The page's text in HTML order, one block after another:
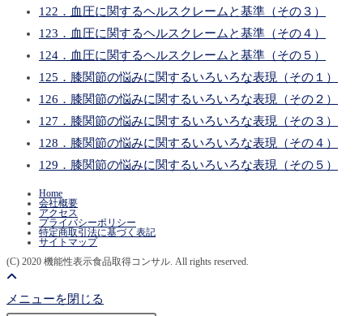
122．血圧に関するヘルスクレームと基準（その３）
123．血圧に関するヘルスクレームと基準（その４）
124．血圧に関するヘルスクレームと基準（その５）
125．膝関節の悩みに関するいろいろな表現（その１）
126．膝関節の悩みに関するいろいろな表現（その２）
127．膝関節の悩みに関するいろいろな表現（その３）
128．膝関節の悩みに関するいろいろな表現（その４）
129．膝関節の悩みに関するいろいろな表現（その５）
Home
会社概要
アクセス
プライバシーポリシー
特定商取引法に基づく表記
サイトマップ
(C) 2020 機能性表示食品取得コンサル. All rights reserved.
メニューを閉じる